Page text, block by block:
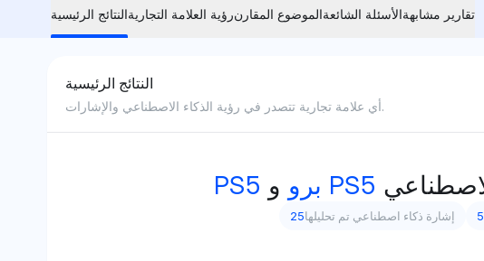
النتائج الرئيسيةرؤية العلامة التجاريةالموضوع المقارنالأسئلة الشائعةتقارير مشابهة
النتائج الرئيسية
أي علامة تجارية تتصدر في رؤية الذكاء الاصطناعي والإشارات.
PS5 برو و PS5
25إشارة ذكاء اصطناعي تم تحليلها 5